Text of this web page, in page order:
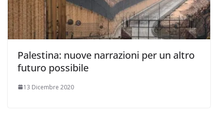
Palestina: nuove narrazioni per un altro
futuro possibile
13 Dicembre 2020